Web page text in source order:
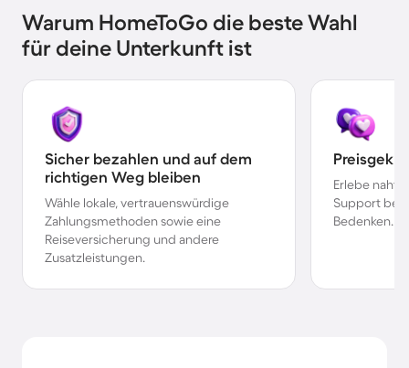
Warum HomeToGo die beste Wahl
für deine Unterkunft ist
Sicher bezahlen und auf dem
richtigen Weg bleiben
Wähle lokale, vertrauenswürdige
Zahlungsmethoden sowie eine
Reiseversicherung und andere
Zusatzleistungen.
Erlebe
Support bei
Bedenken.